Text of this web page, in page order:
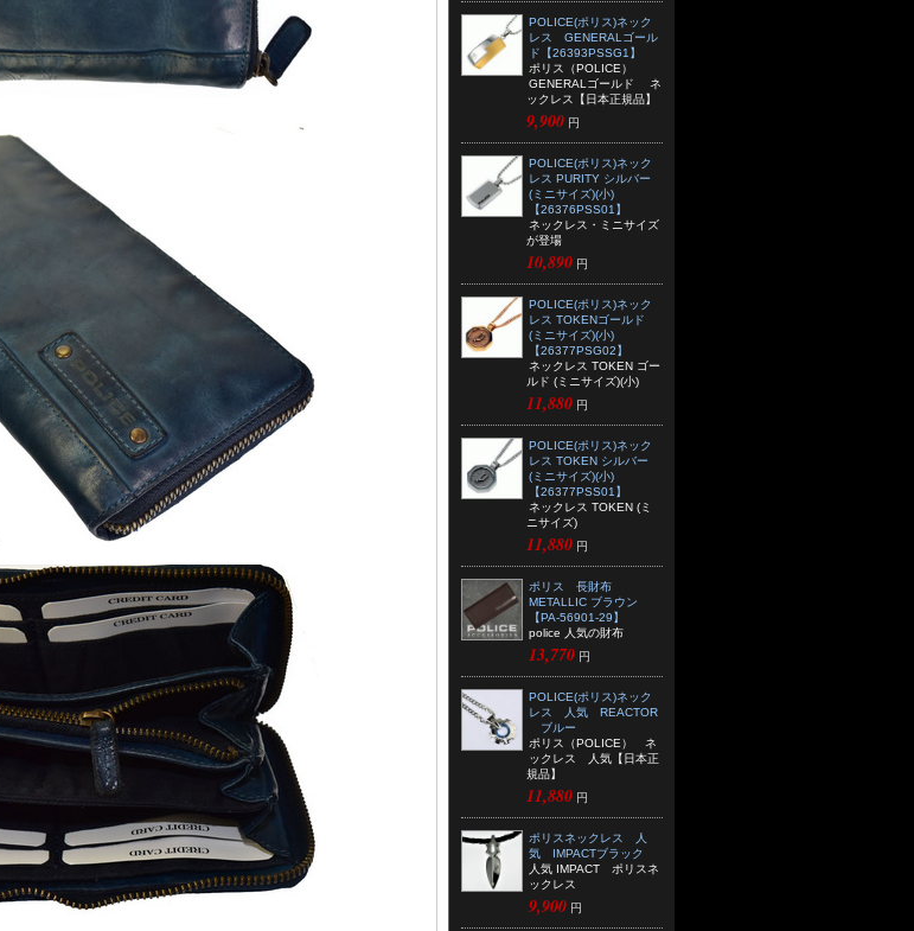
POLICE(ポリス)ネック
レス GENERALゴール
ド【26393PSSG1】
ポリス（POLICE）
GENERALゴールド ネ
ックレス【日本正規品】
9,900 円
POLICE(ポリス)ネック
レス PURITY シルバー
(ミニサイズ)(小)
【26376PSS01】
ネックレス・ミニサイズ
が登場
10,890 円
POLICE(ポリス)ネック
レス TOKENゴールド
(ミニサイズ)(小)
【26377PSG02】
ネックレス TOKEN ゴー
ルド (ミニサイズ)(小)
11,880 円
POLICE(ポリス)ネック
レス TOKEN シルバー
(ミニサイズ)(小)
【26377PSS01】
ネックレス TOKEN (ミ
ニサイズ)
11,880 円
ポリス 長財布
METALLIC ブラウン
【PA-56901-29】
police 人気の財布
13,770 円
POLICE(ポリス)ネック
レス 人気 REACTOR
ブルー
ポリス（POLICE） ネ
ックレス 人気【日本正
規品】
11,880 円
ポリスネックレス 人
気 IMPACTブラック
人気 IMPACT ポリスネ
ックレス
9,900 円